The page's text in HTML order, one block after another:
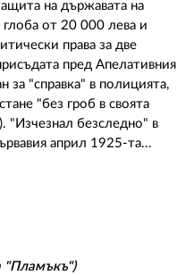
на държавата на
от 20 000 лева и
права за две
пред Апелативния
за "справка" в полицията,
"без гроб в своята
"Изчезнал безследно" в
април 1925-та...
"Пламъкъ")